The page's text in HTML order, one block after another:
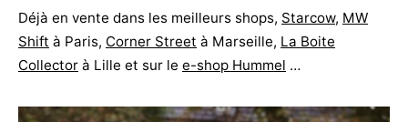
Déjà en vente dans les meilleurs shops, Starcow, MW
Shift à Paris, Corner Street à Marseille, La Boite
Collector à Lille et sur le e-shop Hummel …